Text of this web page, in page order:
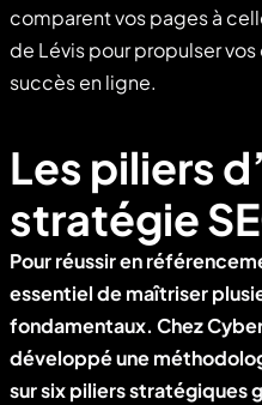
comparent vos pages à
de Lévis pour propulser
succès en ligne.
Les piliers
stratégie
Pour réussir en
essentiel de maîtriser
fondamentaux. Chez
développé une
sur six piliers stratégiques